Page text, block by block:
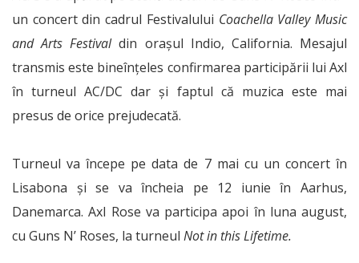
un concert din cadrul Festivalului Coachella Valley Music
and Arts Festivaldin orașul Indio, California. Mesajul
transmis este bineînțeles confirmarea participării lui Axl
în turneul AC/DC dar și faptul că muzica este mai
presus de orice prejudecată.
Turneul va începe pe data de 7 mai cu un concert în
Lisabona și se va încheia pe 12 iunie în Aarhus,
Danemarca. Axl Rose va participa apoi în luna august,
cu Guns N’ Roses, la turneul Not in this Lifetime.